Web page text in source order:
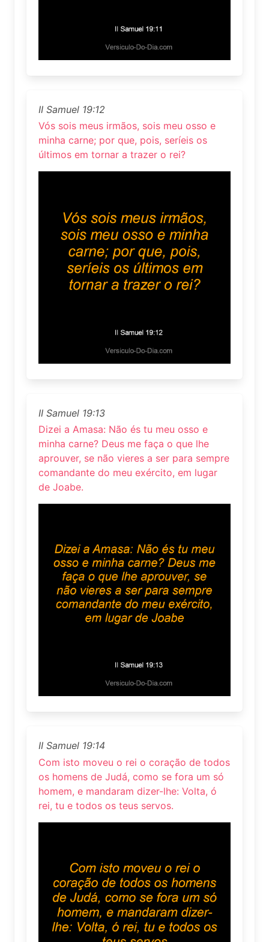
II Samuel 19:12
Vós sois meus irmãos, sois meu osso e
minha carne; por que, pois, seríeis os
últimos em tornar a trazer o rei?
II Samuel 19:13
Dizei a Amasa: Não és tu meu osso e
minha carne? Deus me faça o que lhe
aprouver, se não vieres a ser para sempre
comandante do meu exército, em lugar
de Joabe.
II Samuel 19:14
Com isto moveu o rei o coração de todos
os homens de Judá, como se fora um só
homem, e mandaram dizer-lhe: Volta, ó
rei, tu e todos os teus servos.